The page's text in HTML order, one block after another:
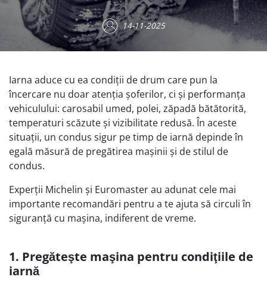
14-11-2025
Iarna aduce cu ea condiţii de drum care pun la
încercare nu doar atenţia şoferilor, ci şi performanţa
vehiculului: carosabil umed, polei, zăpadă bătătorită,
temperaturi scăzute şi vizibilitate redusă. În aceste
situaţii, un condus sigur pe timp de iarnă depinde în
egală măsură de pregătirea maşinii şi de stilul de
condus.
Experţii Michelin şi Euromaster au adunat cele mai
importante recomandări pentru a te ajuta să circuli în
siguranţă cu mașina, indiferent de vreme.
1. Pregăteşte maşina pentru condiţiile de
iarnă